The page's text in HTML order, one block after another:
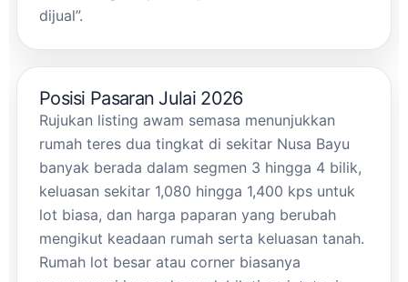
dijual”.
Posisi Pasaran Julai 2026
Rujukan listing awam semasa menunjukkan
rumah teres dua tingkat di sekitar Nusa Bayu
banyak berada dalam segmen 3 hingga 4 bilik,
keluasan sekitar 1,080 hingga 1,400 kps untuk
lot biasa, dan harga paparan yang berubah
mengikut keadaan rumah serta keluasan tanah.
Rumah lot besar atau corner biasanya